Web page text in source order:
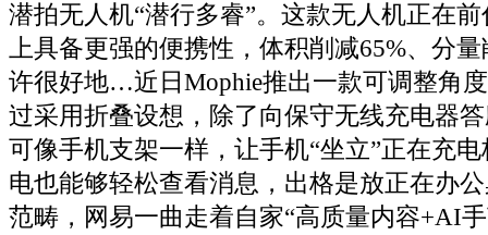
潜拍无人机“潜行多睿”。这款无人机正在
上具备更强的便携性，体积削减65%、分
许很好地…近日Mophie推出一款可调整角
过采用折叠设想，除了向保守无线充电器
可像手机支架一样，让手机“坐立”正在充
电也能够轻松查看消息，出格是放正在办
范畴，网易一曲走着自家“高质量内容+AI